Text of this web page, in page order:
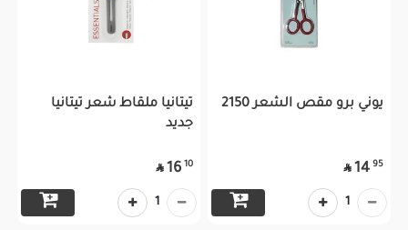
يوني برو مقص الشعر 2150
95
14

1
تيتانيا ملقاط شعر تيتانيا
جديد
10
16

1